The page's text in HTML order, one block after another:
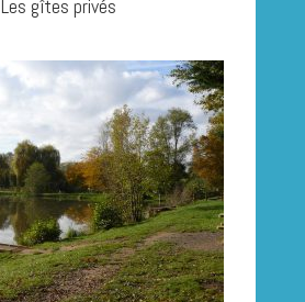
Les gîtes privés